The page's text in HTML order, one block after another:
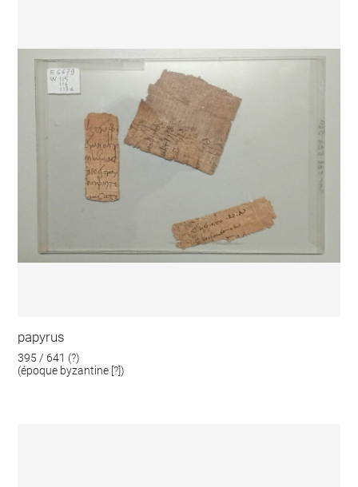
papyrus
395 / 641 (?)
(époque byzantine [?])